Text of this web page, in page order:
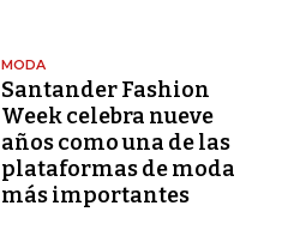
MODA
Santander Fashion
Week celebra nueve
años como una de las
plataformas de moda
más importantes